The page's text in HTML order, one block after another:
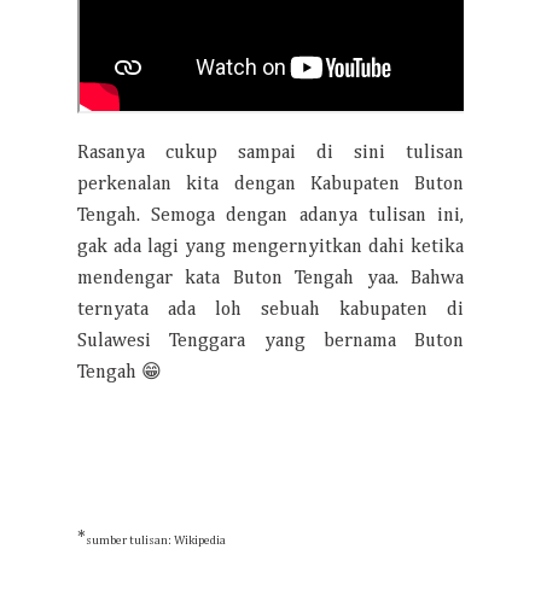
Rasanya cukup sampai di sini tulisan
perkenalan kita dengan Kabupaten Buton
Tengah. Semoga dengan adanya tulisan ini,
gak ada lagi yang mengernyitkan dahi ketika
mendengar kata Buton Tengah yaa. Bahwa
ternyata ada loh sebuah kabupaten di
Sulawesi Tenggara yang bernama Buton
Tengah 😁
* sumber tulisan: Wikipedia